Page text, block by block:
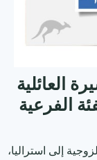
العائلية
الفرعية
إلى استراليا،